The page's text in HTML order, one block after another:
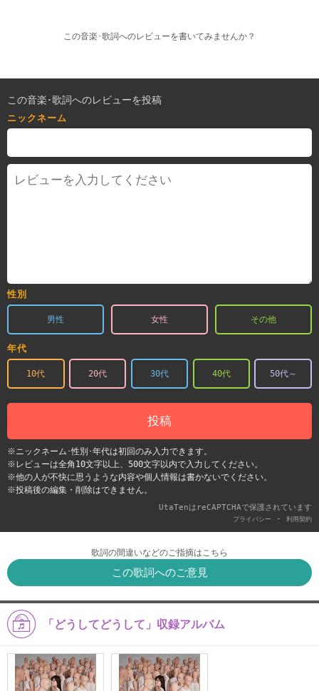
この音楽･歌詞へのレビューを書いてみませんか？
この音楽･歌詞へのレビューを投稿
ニックネーム
性別
男性 女性 その他
年代
10代 20代 30代 40代 50代～
投稿
※ニックネーム･性別･年代は初回のみ入力できます。
※レビューは全角10文字以上、500文字以内で入力してください。
※他の人が不快に思うような内容や個人情報は書かないでください。
※投稿後の編集・削除はできません。
UtaTenはreCAPTCHAで保護されています
プライバシー - 利用契約
歌詞の間違いなどのご指摘はこちら
この歌詞へのご意見
「どうしてどうして」収録アルバム